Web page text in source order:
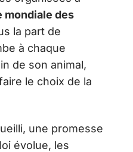
mondiale des
la part de
à chaque
de son animal,
le choix de la
une promesse
évolue, les